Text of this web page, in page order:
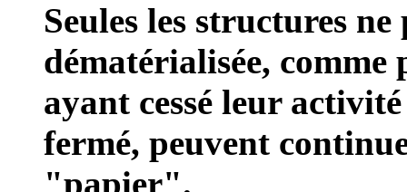
Seules les structures
dématérialisée, comme
ayant cessé leur
fermé, peuvent
"papier".